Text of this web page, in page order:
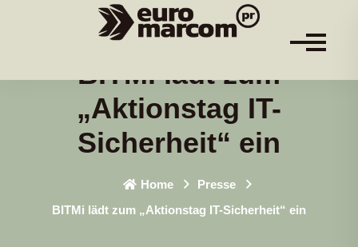
BITMi lädt zum
„Aktionstag IT-
Sicherheit“ ein
Home
Presse
BITMi lädt zum „Aktionstag IT-Sicherheit“ ein